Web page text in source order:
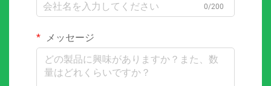
0/200
メッセージ